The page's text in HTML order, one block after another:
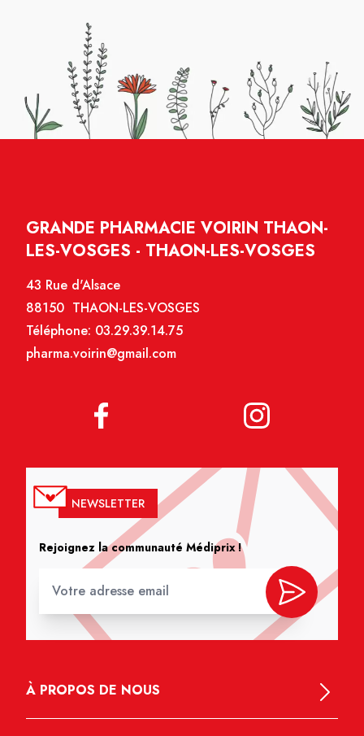
GRANDE PHARMACIE VOIRIN THAON-
LES-VOSGES - THAON-LES-VOSGES
43 Rue d'Alsace
88150 THAON-LES-VOSGES
Téléphone: 03.29.39.14.75
pharma.voirin@gmail.com
NEWSLETTER
Rejoignez la communauté Médiprix !
À PROPOS DE NOUS